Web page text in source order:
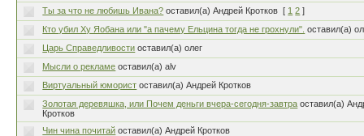
Ты за что не любишь Ивана? оставил(а) Андрей Кротков [ 1 2 ]
Кто убил Ху Яобана или "а пачему Ельцина тогда не грохнули". оставил(а)
Царь Справедливости оставил(а) олег
Мысли о рекламе оставил(а) alv
Виртуальный юморист оставил(а) Андрей Кротков
Золотая деревяшка, или Почем деньги вчера-сегодня-завтра оставил(а)
Кротков
Чин чина почитай оставил(а) Андрей Кротков